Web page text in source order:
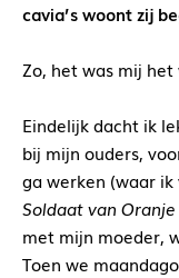
cavia’swoont zij
Zo, het was mij
Eindelijk dacht ik
bij mijn ouders,
ga werken (waar ik
Soldaat van Oranje
met mijn moeder,
Toen we